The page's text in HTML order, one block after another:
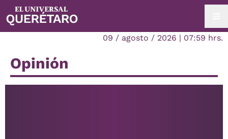
09 / agosto / 2026 | 07:59 hrs.
Opinión